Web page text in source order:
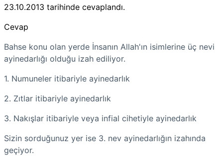
23.10.2013 tarihinde cevaplandı.
Cevap
Bahse konu olan yerde İnsanın Allah'ın isimlerine üç nevi
ayinedarlığı olduğu izah ediliyor.
1. Numuneler itibariyle ayinedarlık
2. Zıtlar itibariyle ayinedarlık
3. Nakışlar itibariyle veya infial cihetiyle ayinedarlık
Sizin sorduğunuz yer ise 3. nev ayinedarlığın izahında
geçiyor.